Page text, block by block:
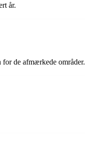
år.
de afmærkede områder.